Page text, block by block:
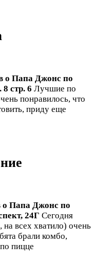
о Папа Джонс по
стр. 6 Лучшие по
понравилось, что
приду еще
о Папа Джонс по
24Г Сегодня
всех хватило) очень
брали комбо,
пицце